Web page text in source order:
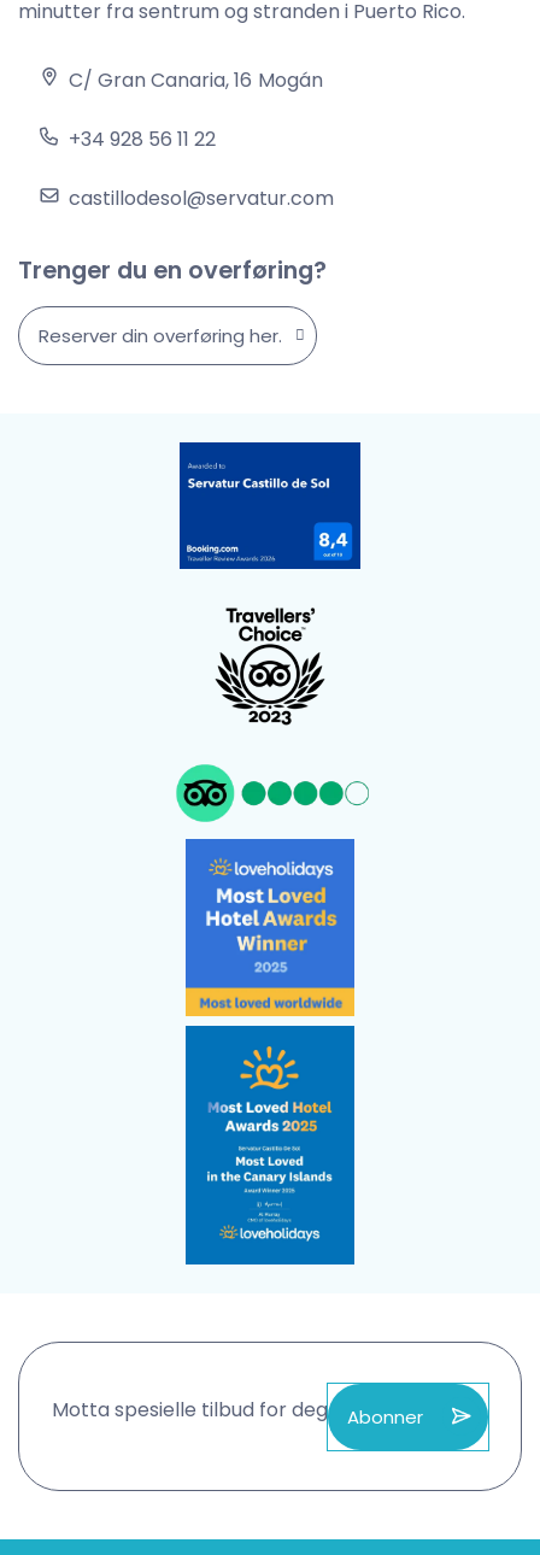
minutter fra sentrum og stranden i Puerto Rico.
C/ Gran Canaria, 16 Mogán
+34 928 56 11 22
castillodesol@servatur.com
Trenger du en overføring?
Reserver din overføring her.
Motta spesielle tilbud for deg Abonner